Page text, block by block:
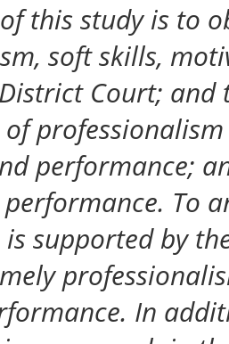
this study is to
soft skills,
Court;
performance;
To
supported by
In